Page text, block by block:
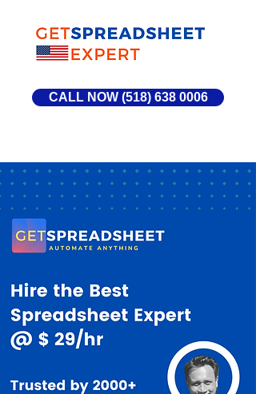
CALL NOW (518) 638 0006